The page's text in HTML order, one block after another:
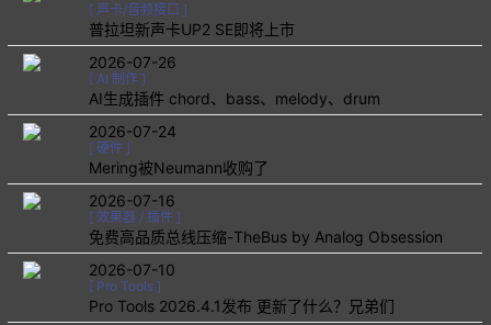
[ 声卡/音频接口 ]
普拉坦新声卡UP2 SE即将上市
2026-07-26
[ AI 制作 ]
AI生成插件 chord、bass、melody、drum
2026-07-24
[硬件 ]
Mering被Neumann收购了
2026-07-16
[ 效果器 / 插件 ]
免费高品质总线压缩-TheBus by Analog Obsession
2026-07-10
[ Pro Tools ]
Pro Tools 2026.4.1发布 更新了什么？兄弟们